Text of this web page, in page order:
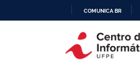
PARA
O
COMUNICA BR